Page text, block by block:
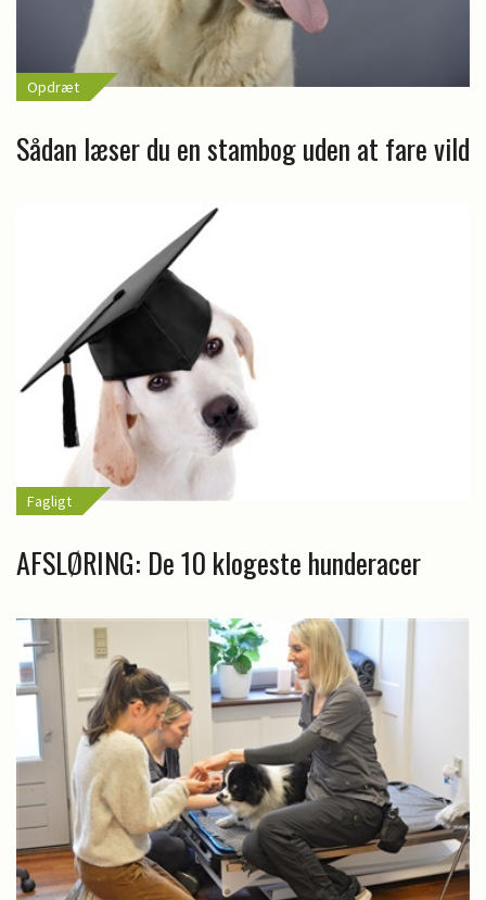
Opdræt
Sådan læser du en stambog uden at fare vild
Fagligt
AFSLØRING: De 10 klogeste hunderacer